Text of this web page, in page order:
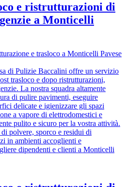
e ristrutturazioni di
a Monticelli
e trasloco a Monticelli Pavese
di Pulizie Baccalini offre un servizio
trasloco e dopo ristrutturazioni,
La nostra squadra altamente
di pulire pavimenti, eseguire
delicate e igienizzare gli spazi
a vapore di elettrodomestici e
pulito e sicuro per la vostra attività.
polvere, sporco e residui di
in ambienti accoglienti e
dipendenti e clienti a Monticelli